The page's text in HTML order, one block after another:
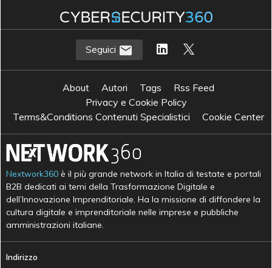
Seguici
About Autori Tags
Rss Feed
Privacy e Cookie Policy
Terms&Conditions Contenuti Specialistici
Cookie Center
Nextwork360 è il più grande network in Italia di testate e portali
B2B dedicati ai temi della Trasformazione Digitale e
dell’Innovazione Imprenditoriale. Ha la missione di diffondere la
cultura digitale e imprenditoriale nelle imprese e pubbliche
amministrazioni italiane.
Indirizzo